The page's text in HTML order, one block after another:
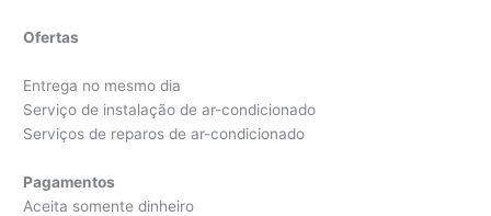
Ofertas
Entrega no mesmo dia
Serviço de instalação de ar-condicionado
Serviços de reparos de ar-condicionado
Pagamentos
Aceita somente dinheiro